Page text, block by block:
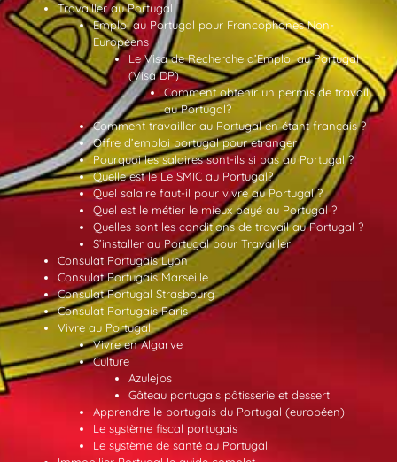
Travailler au Portugal
Emploi au Portugal pour Francophones Non-
Européens
Le Visa de Recherche d’Emploi au Portugal
(Visa DP)
Comment obtenir un permis de travail
au Portugal?
Comment travailler au Portugal en étant français ?
Offre d’emploi portugal pour etranger
Pourquoi les salaires sont-ils si bas au Portugal ?
Quelle est le Le SMIC au Portugal?
Quel salaire faut-il pour vivre au Portugal ?
Quel est le métier le mieux payé au Portugal ?
Quelles sont les conditions de travail au Portugal ?
S’installer au Portugal pour Travailler
Consulat Portugais Lyon
Consulat Portugais Marseille
Consulat Portugal Strasbourg
Consulat Portugais Paris
Vivre au Portugal
Vivre en Algarve
Culture
Azulejos
Gâteau portugais pâtisserie et dessert
Apprendre le portugais du Portugal (européen)
Le système fiscal portugais
Le système de santé au Portugal